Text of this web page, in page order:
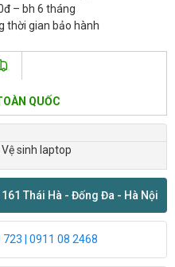
– bh 6 tháng
thời gian bảo hành
QUỐC
sinh laptop
Thái Hà - Đống Đa - Hà Nội
| 0911 08 2468